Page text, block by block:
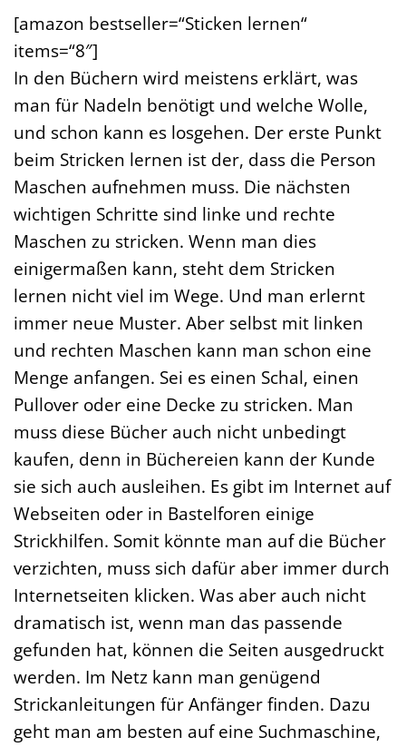
[amazon bestseller=“Sticken lernen“
items=“8″]
In den Büchern wird meistens erklärt, was
man für Nadeln benötigt und welche Wolle,
und schon kann es losgehen. Der erste Punkt
beim Stricken lernen ist der, dass die Person
Maschen aufnehmen muss. Die nächsten
wichtigen Schritte sind linke und rechte
Maschen zu stricken. Wenn man dies
einigermaßen kann, steht dem Stricken
lernen nicht viel im Wege. Und man erlernt
immer neue Muster. Aber selbst mit linken
und rechten Maschen kann man schon eine
Menge anfangen. Sei es einen Schal, einen
Pullover oder eine Decke zu stricken. Man
muss diese Bücher auch nicht unbedingt
kaufen, denn in Büchereien kann der Kunde
sie sich auch ausleihen. Es gibt im Internet auf
Webseiten oder in Bastelforen einige
Strickhilfen. Somit könnte man auf die Bücher
verzichten, muss sich dafür aber immer durch
Internetseiten klicken. Was aber auch nicht
dramatisch ist, wenn man das passende
gefunden hat, können die Seiten ausgedruckt
werden. Im Netz kann man genügend
Strickanleitungen für Anfänger finden. Dazu
geht man am besten auf eine Suchmaschine,